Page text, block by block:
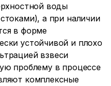
воды
а при наличии
в форме
устойчивой и плохо
взвеси
проблему в процессе
комплексные